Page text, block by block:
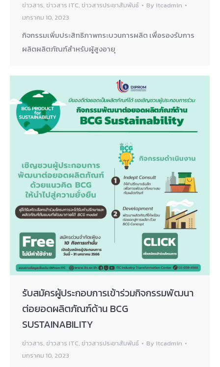
ข่าวสาร, ข่าวสาร ITC, ข่าวสารประชาสัมพันธ์ By itcadmin
มกราคม 10, 2023
กิจกรรมเพิ่มประสิทธิภาพกระบวนการผลิต เพื่อรองรับการ
ผลิตผลิตภัณฑ์สำหรับผู้สูงอายุ
รับสมัครผู้ประกอบการเข้าร่วมกิจกรรมพัฒนา
ต่อยอดผลิตภัณฑ์ด้าน BCG
SUSTAINABILITY
ข่าวสาร, ข่าวสาร ITC, ข่าวสารประชาสัมพันธ์ By itcadmin
มกราคม 10, 2023